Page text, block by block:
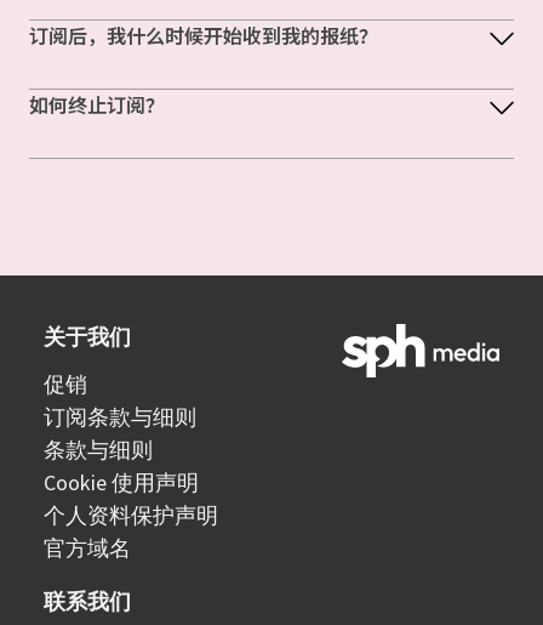
订阅后，我什么时候开始收到我的报纸？
如何终止订阅？
关于我们
促销
订阅条款与细则
条款与细则
Cookie 使用声明
个人资料保护声明
官方域名
联系我们